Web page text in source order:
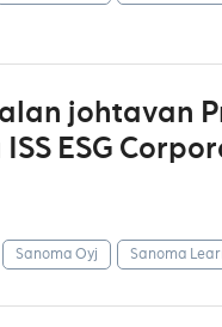
johtavan
ESG
Sanoma Oyj Sanoma